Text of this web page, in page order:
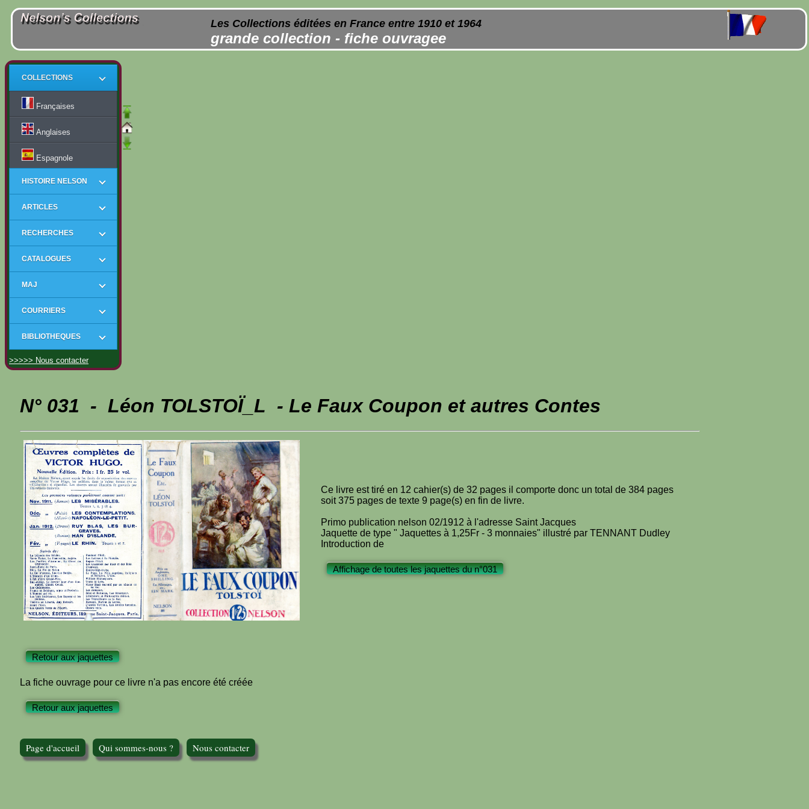
Les Collections éditées en France entre 1910 et 1964
grande collection - fiche ouvragee
COLLECTIONS
Françaises
Anglaises
Espagnole
HISTOIRE NELSON
ARTICLES
RECHERCHES
CATALOGUES
MAJ
COURRIERS
BIBLIOTHEQUES
>>>>> Nous contacter
N° 031 - Léon TOLSTOÏ_L - Le Faux Coupon et autres Contes
Ce livre est tiré en 12 cahier(s) de 32 pages il comporte donc un total de 384 pages
soit 375 pages de texte 9 page(s) en fin de livre.
Primo publication nelson 02/1912 à l'adresse Saint Jacques
Jaquette de type " Jaquettes à 1,25Fr - 3 monnaies" illustré par TENNANT Dudley
Introduction de
Affichage de toutes les jaquettes du n°031
Retour aux jaquettes
La fiche ouvrage pour ce livre n'a pas encore été créée
Retour aux jaquettes
Page d'accueil Qui sommes-nous ? Nous contacter